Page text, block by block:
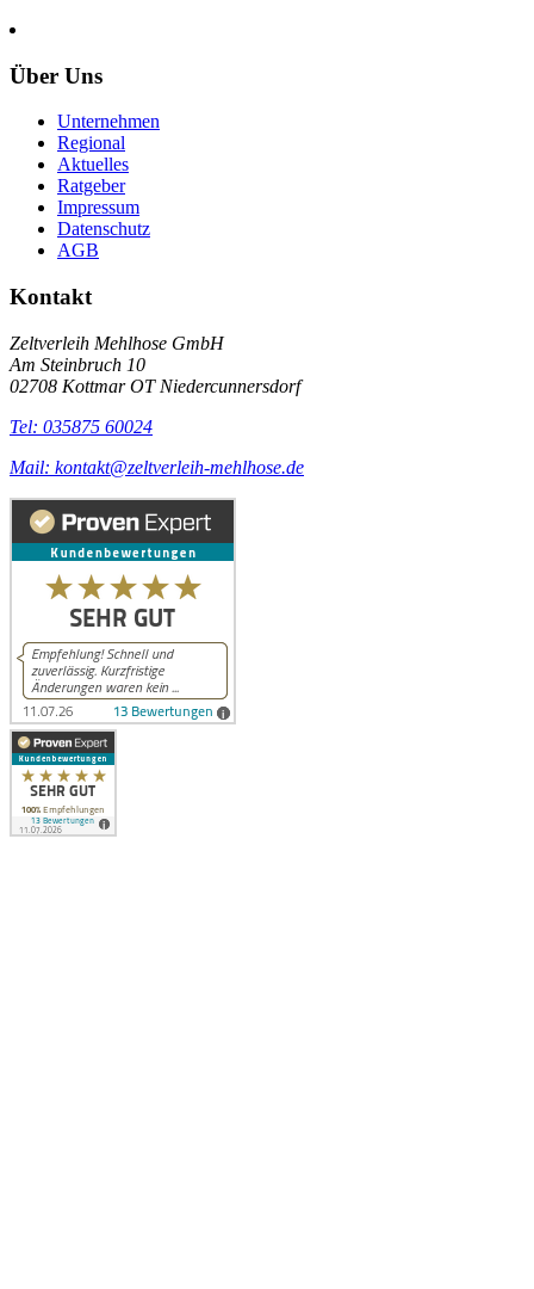
Über Uns
Unternehmen
Regional
Aktuelles
Ratgeber
Impressum
Datenschutz
AGB
Kontakt
Zeltverleih Mehlhose GmbH
Am Steinbruch 10
02708 Kottmar OT Niedercunnersdorf
Tel: 035875 60024
Mail: kontakt@zeltverleih-mehlhose.de